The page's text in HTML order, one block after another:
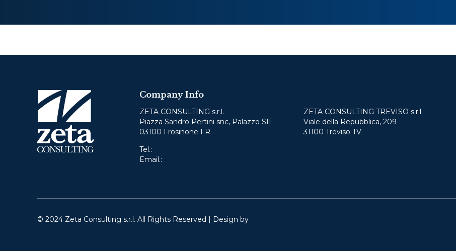
Company Info
ZETA CONSULTING s.r.l.
Piazza Sandro Pertini snc, Palazzo SIF
03100 Frosinone FR
Tel.:
Email.:
ZETA CONSULTING TREVISO s.r.l.
Viale della Repubblica, 209
31100 Treviso TV
© 2024 Zeta Consulting s.r.l. All Rights Reserved | Design by